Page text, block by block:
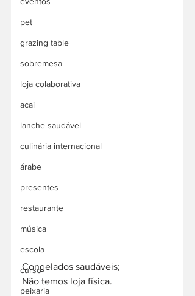
pet
grazing table
sobremesa
loja colaborativa
acai
lanche saudável
culinária internacional
árabe
presentes
restaurante
música
escola
curso
peixaria
Congelados saudáveis;
Não temos loja física.